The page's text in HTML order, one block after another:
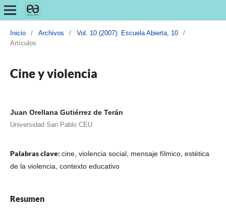
Inicio / Archivos / Vol. 10 (2007): Escuela Abierta, 10
/
Artículos
Cine y violencia
Juan Orellana Gutiérrez de Terán
Universidad San Pablo CEU
Palabras clave: cine, violencia social, mensaje fílmico, estética
de la violencia, contexto educativo
Resumen